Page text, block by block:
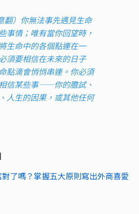
翻）你無法事先遇見生命
事情；唯有當你回望時，
生命中的各個點連在一
須要相信在未來的日子
點滴會悄悄串連。你必須
信某些事——你的膽試、
人生的因果，或其他任何
了嗎？掌握五大原則寫出外商喜愛